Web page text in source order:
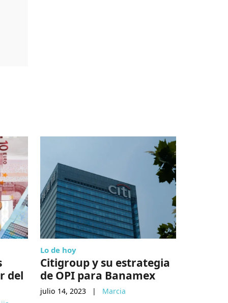
del
Lo de hoy
Citigroup y su estrategia
de OPI para Banamex
julio 14, 2023 | Marcia